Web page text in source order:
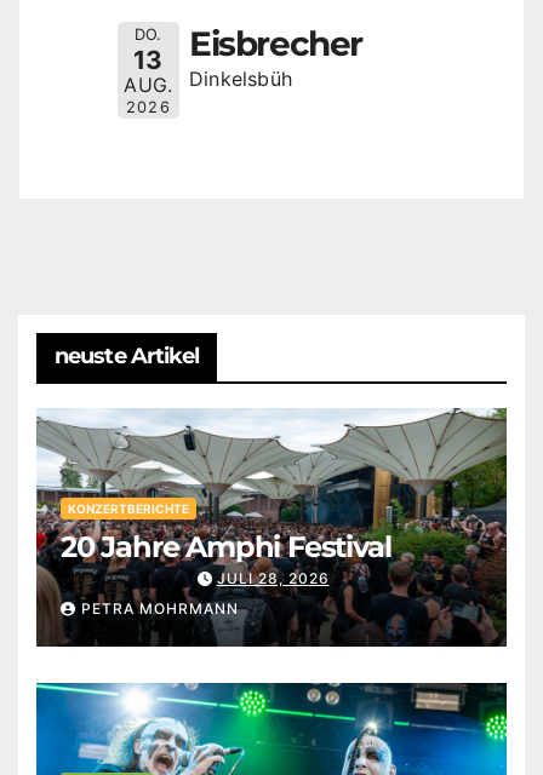
DO.
13
AUG.
2026
Eisbrecher
Dinkelsbüh
neuste Artikel
KONZERTBERICHTE
20 Jahre Amphi Festival
JULI 28, 2026
PETRA MOHRMANN